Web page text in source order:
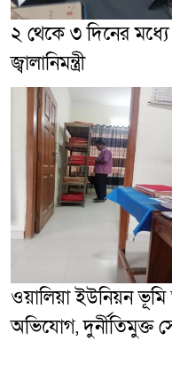
২ থেকে ৩ দিনের মধ্যে
জ্বালানিমন্ত্রী
ওয়ালিয়া ইউনিয়ন
অভিযোগ, দুর্নীতিমুক্ত